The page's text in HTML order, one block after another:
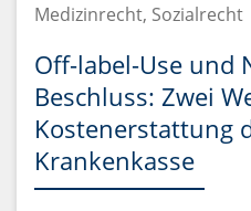
Medizinrecht, Sozialrecht
Off-label-Use und
Beschluss: Zwei
Kostenerstattung
Krankenkasse